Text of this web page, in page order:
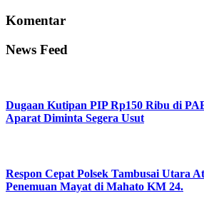
Komentar
News Feed
Dugaan Kutipan PIP Rp150 Ribu di
Aparat Diminta Segera Usut
Respon Cepat Polsek Tambusai Utara
Penemuan Mayat di Mahato KM 24.